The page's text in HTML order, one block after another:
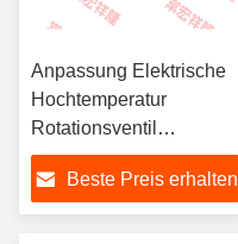
Anpassung Elektrische
Hochtemperatur
Rotationsventil
Edelstahl Spender
Pneumatisch
Beste Preis erhalten